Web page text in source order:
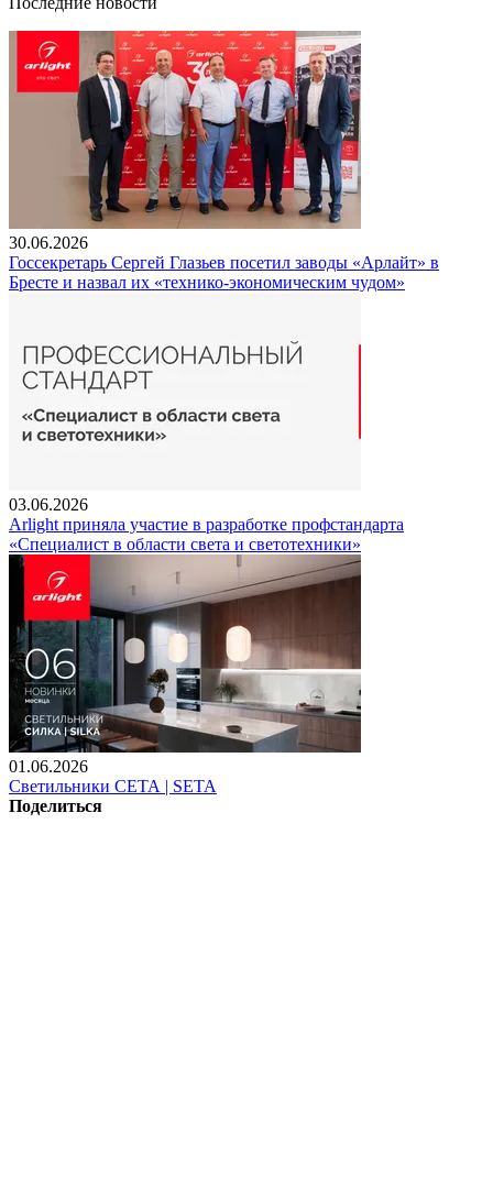
30.06.2026
Госсекретарь Сергей Глазьев посетил заводы «Арлайт» в
Бресте и назвал их «технико-экономическим чудом»
03.06.2026
Arlight приняла участие в разработке профстандарта
«Специалист в области света и светотехники»
01.06.2026
Светильники СЕТА | SETA
Поделиться